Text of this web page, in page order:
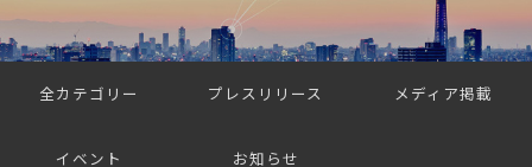
全カテゴリー プレスリリース メディア掲載
イベント お知らせ